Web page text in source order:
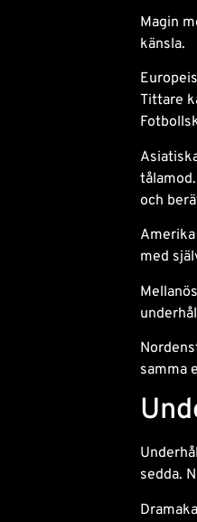
Magin
känsla.
Tittare
och
med
samma
sedda.